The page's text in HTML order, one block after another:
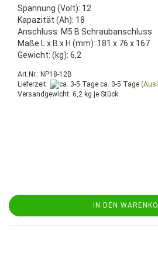
Spannung (Volt): 12
Kapazität (Ah): 18
Anschluss: M5 B Schraubanschluss
Maße L x B x H (mm): 181 x 76 x 167
Gewicht: (kg): 6,2
Art.Nr.: NP18-12B
Lieferzeit:
ca. 3-5 Tage
Versandgewicht: 6,2 kg je Stück
IN DEN